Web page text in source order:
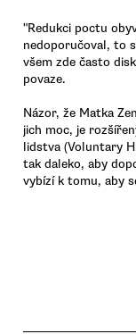
"Redukci poctu
nedoporučoval, to
všem zde často
povaze.
Názor, že Matka
jich moc, je
lidstva (Voluntary
tak daleko, aby
vybízí k tomu, aby